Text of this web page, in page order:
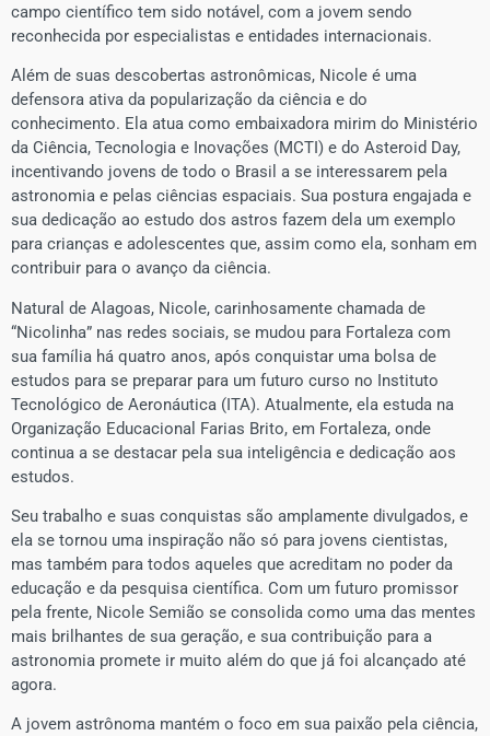
campo científico tem sido notável, com a jovem sendo
reconhecida por especialistas e entidades internacionais.
Além de suas descobertas astronômicas, Nicole é uma
defensora ativa da popularização da ciência e do
conhecimento. Ela atua como embaixadora mirim do Ministério
da Ciência, Tecnologia e Inovações (MCTI) e do Asteroid Day,
incentivando jovens de todo o Brasil a se interessarem pela
astronomia e pelas ciências espaciais. Sua postura engajada e
sua dedicação ao estudo dos astros fazem dela um exemplo
para crianças e adolescentes que, assim como ela, sonham em
contribuir para o avanço da ciência.
Natural de Alagoas, Nicole, carinhosamente chamada de
“Nicolinha” nas redes sociais, se mudou para Fortaleza com
sua família há quatro anos, após conquistar uma bolsa de
estudos para se preparar para um futuro curso no Instituto
Tecnológico de Aeronáutica (ITA). Atualmente, ela estuda na
Organização Educacional Farias Brito, em Fortaleza, onde
continua a se destacar pela sua inteligência e dedicação aos
estudos.
Seu trabalho e suas conquistas são amplamente divulgados, e
ela se tornou uma inspiração não só para jovens cientistas,
mas também para todos aqueles que acreditam no poder da
educação e da pesquisa científica. Com um futuro promissor
pela frente, Nicole Semião se consolida como uma das mentes
mais brilhantes de sua geração, e sua contribuição para a
astronomia promete ir muito além do que já foi alcançado até
agora.
A jovem astrônoma mantém o foco em sua paixão pela ciência,